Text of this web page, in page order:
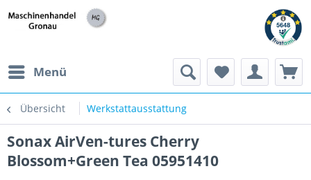
Menü
Übersicht Werkstattausstattung
Sonax AirVen-tures Cherry
Blossom+Green Tea 05951410